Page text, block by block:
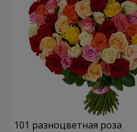
101 разноцветная роза